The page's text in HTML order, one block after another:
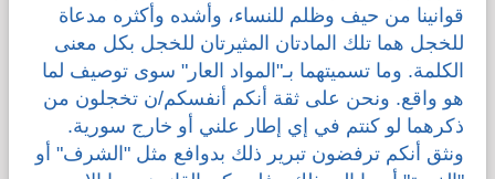
قوانينا من حيف وظلم للنساء، وأشده وأكثره مدعاة
للخجل هما تلك المادتان المثيرتان للخجل بكل معنى
الكلمة. وما تسميتهما بـ"المواد العار" سوى توصيف لما
هو واقع. ونحن على ثقة أنكم أنفسكم/ن تخجلون من
ذكرهما لو كنتم في إي إطار علني أو خارج سورية.
ونثق أنكم ترفضون تبرير ذلك بدوافع مثل "الشرف" أو